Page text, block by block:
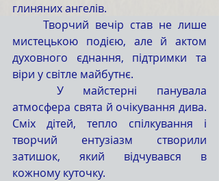
глиняних ангелів.
мистецькою подією, але й актом
духовного єднання, підтримки та
віри у світле майбутнє.
атмосфера свята й очікування дива.
Сміх дітей, тепло спілкування і
творчий ентузіазм створили
затишок, який відчувався в
кожному куточку.